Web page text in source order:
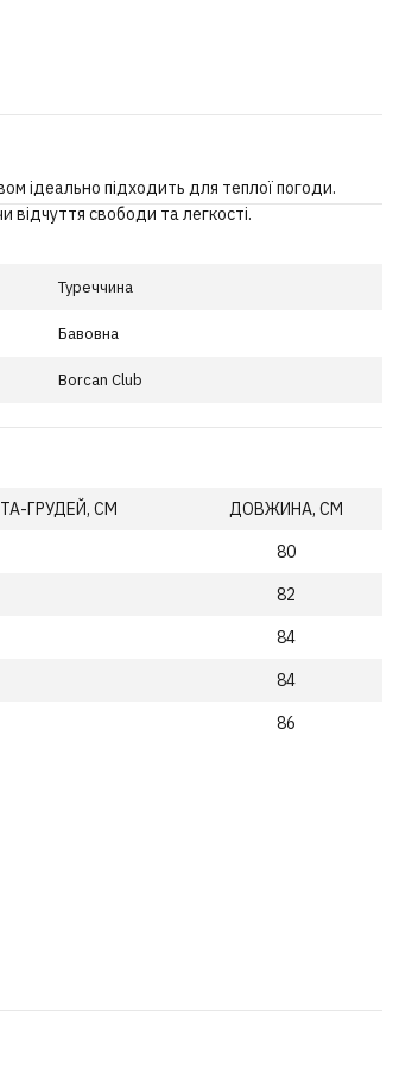
ідеально підходить для теплої погоди.
свободи та легкості.
Туреччина
Бавовна
Borcan Club
ГРУДЕЙ, СМ
ДОВЖИНА, СМ
80
82
84
84
86